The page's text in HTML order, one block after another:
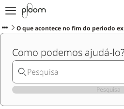
Porquê Ploom?
Loja
Descubra Ploom Club
Artigos
Ajuda e Suporte
O que acontece no fim do periodo
Como podemos ajudá-lo?
Pesquisa